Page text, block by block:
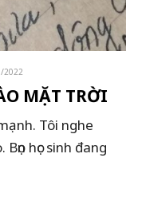
2022
MẶT TRỜI
Tôi nghe
học sinh đang